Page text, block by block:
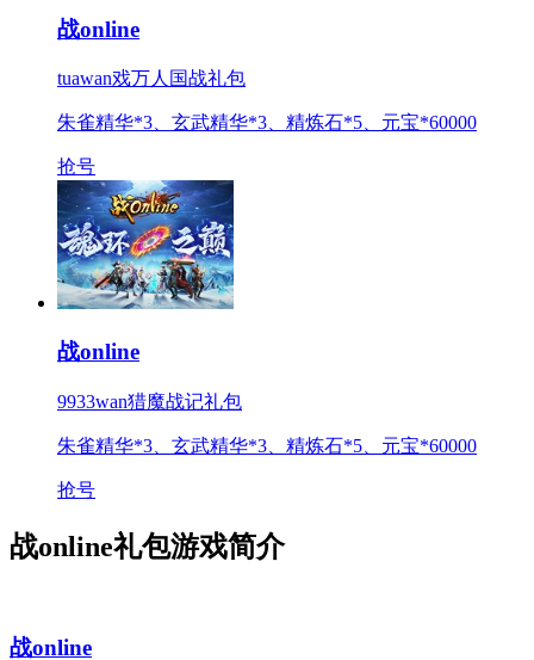
战online
tuawan戏万人国战礼包
朱雀精华*3、玄武精华*3、精炼石*5、元宝*60000
抢号
战online
9933wan猎魔战记礼包
朱雀精华*3、玄武精华*3、精炼石*5、元宝*60000
抢号
战online礼包游戏简介
战online